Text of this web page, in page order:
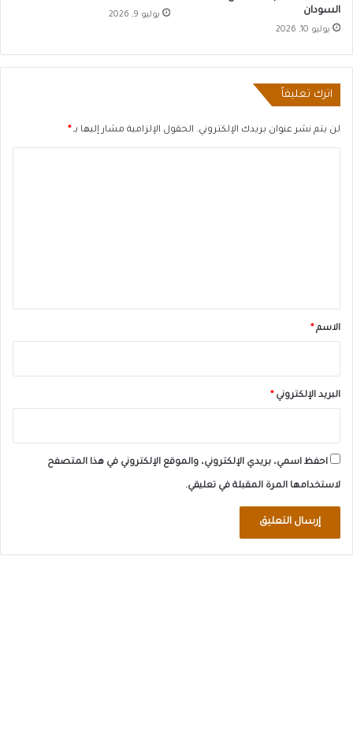
السودان
يوليو 10, 2026
يوليو 9, 2026
اترك تعليقاً
لن يتم نشر عنوان بريدك الإلكتروني. الحقول الإلزامية مشار إليها بـ *
*الاسم *
البريد الإلكتروني *
احفظ اسمي، بريدي الإلكتروني، والموقع الإلكتروني في هذا المتصفح
لاستخدامها المرة المقبلة في تعليقي.